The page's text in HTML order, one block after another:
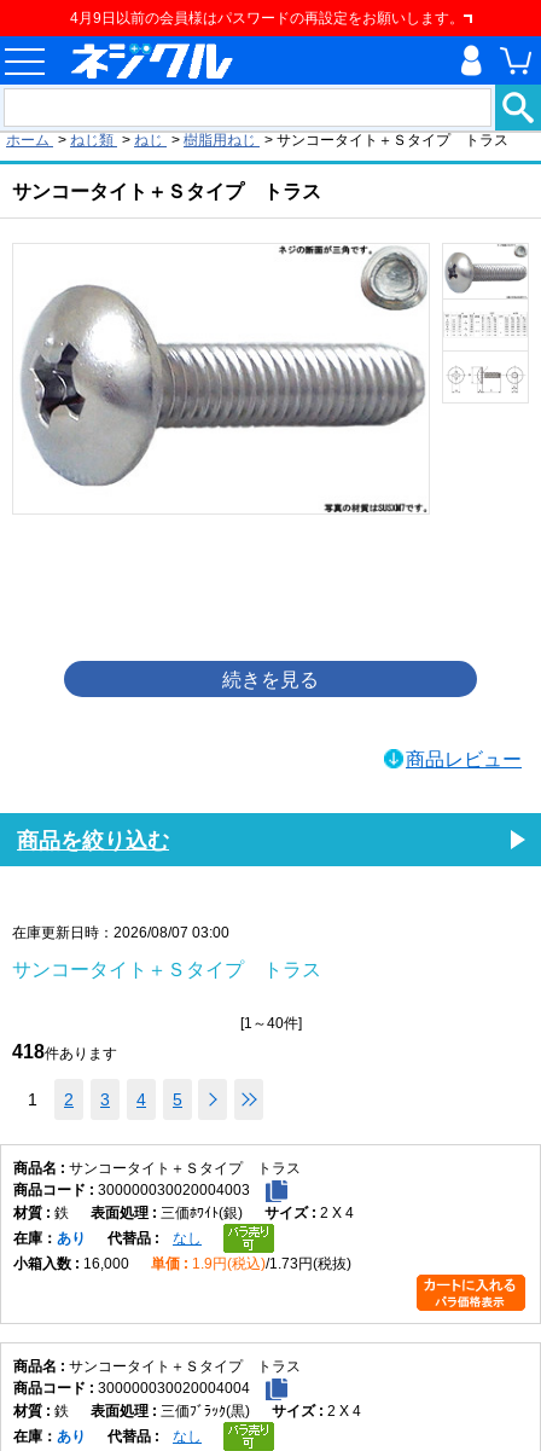
4月9日以前の会員様はパスワードの再設定をお願いします。
ホーム > ねじ類 > ねじ > 樹脂用ねじ > サンコータイト＋Ｓタイプ トラス
サンコータイト＋Ｓタイプ トラス
商品レビュー
商品を絞り込む
在庫更新日時：2026/08/07 03:00
サンコータイト＋Ｓタイプ トラス
[1～40件]
418件あります
1 2 3 4 5
サンコータイト＋Ｓタイプ トラス
300000030020004003
鉄
三価ﾎﾜｲﾄ(銀)
2 X 4
在庫
あり
なし
16,000
1.9円(税込) 1.73円(税抜)
サンコータイト＋Ｓタイプ トラス
300000030020004004
鉄
三価ﾌﾞﾗｯｸ(黒)
2 X 4
在庫
あり
なし